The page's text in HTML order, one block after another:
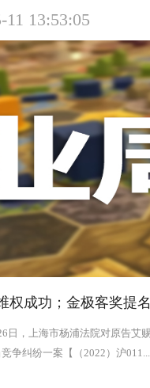
11 13:53:05
权成功；金极客奖提
日，上海市杨浦法院对原告艾
争纠纷一案【（2022）沪011...